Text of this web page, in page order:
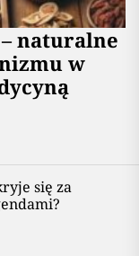
naturalne
w
się za